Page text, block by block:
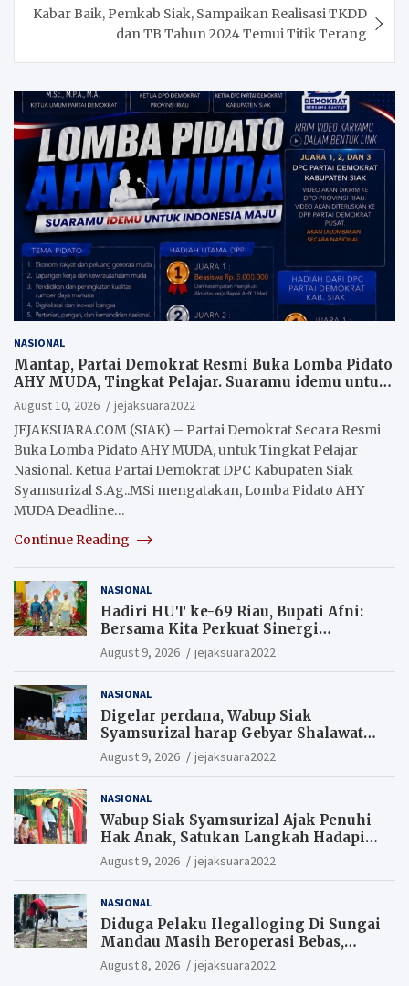
Kabar Baik, Pemkab Siak, Sampaikan Realisasi TKDD
dan TB Tahun 2024 Temui Titik Terang
NASIONAL
Mantap, Partai Demokrat Resmi Buka Lomba Pidato
AHY MUDA, Tingkat Pelajar. Suaramu idemu untuk
Indonesia maju
August 10, 2026
jejaksuara2022
JEJAKSUARA.COM (SIAK) – Partai Demokrat Secara Resmi
Buka Lomba Pidato AHY MUDA, untuk Tingkat Pelajar
Nasional. Ketua Partai Demokrat DPC Kabupaten Siak
Syamsurizal S.Ag..MSi mengatakan, Lomba Pidato AHY
MUDA Deadline…
Continue Reading
NASIONAL
Hadiri HUT ke-69 Riau, Bupati Afni:
Bersama Kita Perkuat Sinergi
Pembangunan
August 9, 2026 jejaksuara2022
NASIONAL
Digelar perdana, Wabup Siak
Syamsurizal harap Gebyar Shalawat
bisa meningkatkan nilai keagamaan
ditengah-tengah masyarakat.
August 9, 2026 jejaksuara2022
NASIONAL
Wabup Siak Syamsurizal Ajak Penuhi
Hak Anak, Satukan Langkah Hadapi
Tantangan Daerah
August 9, 2026 jejaksuara2022
NASIONAL
Diduga Pelaku Ilegalloging Di Sungai
Mandau Masih Beroperasi Bebas,
Masyarakat Minta Aparat Penegak
Hukum Segera Tangkap Aktor Dan
August 8, 2026 jejaksuara2022